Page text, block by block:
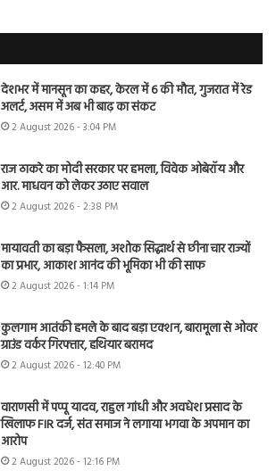
देशभर में मानसून का कहर, केरल में 6 की मौत, गुजरात में रेड
अलर्ट, असम में अब भी बाढ़ का संकट
2 August 2026 - 3:04 PM
राज ठाकरे का मोदी सरकार पर हमला, विवेक ओबेरॉय और
आर. माधवन को लेकर उठाए सवाल
2 August 2026 - 2:38 PM
मायावती का बड़ा फैसला, अशोक सिद्धार्थ से छीना चार राज्यों
का प्रभार, आकाश आनंद की भूमिका भी की साफ
2 August 2026 - 1:14 PM
कुलगाम आतंकी हमले के बाद बड़ा एक्शन, बारामूला से ओवर
ग्राउंड वर्कर गिरफ्तार, हथियार बरामद
2 August 2026 - 12:40 PM
वाराणसी में पप्पू यादव, राहुल गांधी और अवधेश प्रसाद के
खिलाफ FIR दर्ज, संत समाज ने लगाया भगवा के अपमान का
आरोप
2 August 2026 - 12:16 PM